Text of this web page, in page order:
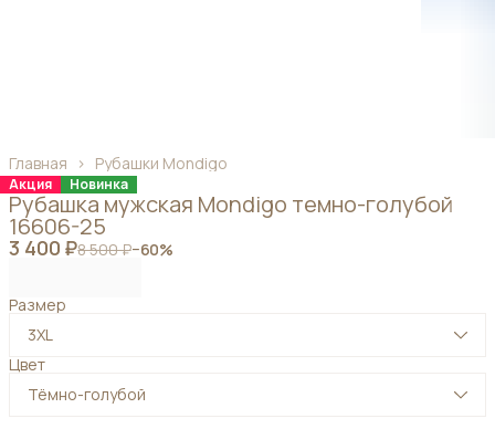
Рубашки Mondigo
Главная ›
Акция Новинка
Рубашка мужская Mondigo темно-голубой
16606-25
3 400 ₽8 500 ₽−60%
Размер
3XL
Цвет
Тёмно-голубой